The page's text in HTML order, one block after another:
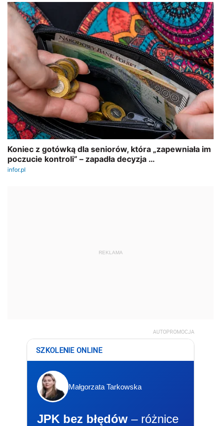
REKLAMA
AUTOPROMOCJA
SZKOLENIE ONLINE
Małgorzata Tarkowska
JPK bez błędów – różnice